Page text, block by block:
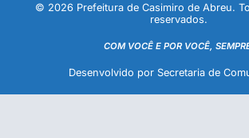
© 2026 Prefeitura de Casimiro de Abreu.
reservados.
COM VOCÊ E POR VOCÊ,
Desenvolvido por Secretaria de